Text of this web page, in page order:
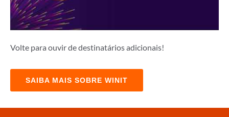
Volte para ouvir de destinatários adicionais!
SAIBA MAIS SOBRE WINIT